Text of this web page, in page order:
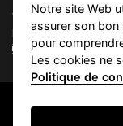
Vacation Key Corp.
FLORIDA 33160.
Copyright © 2026
Notre site Web
assurer son
pour
Les cookies ne
Politique de